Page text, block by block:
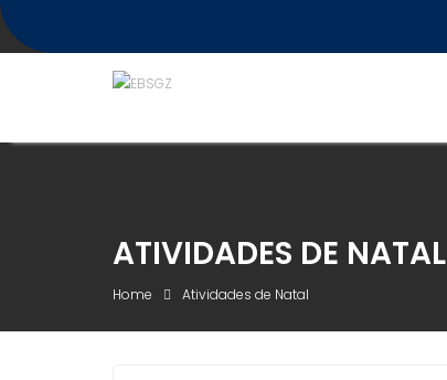
Skip
to
ATIVIDADES DE NATAL
Home Atividades de Natal